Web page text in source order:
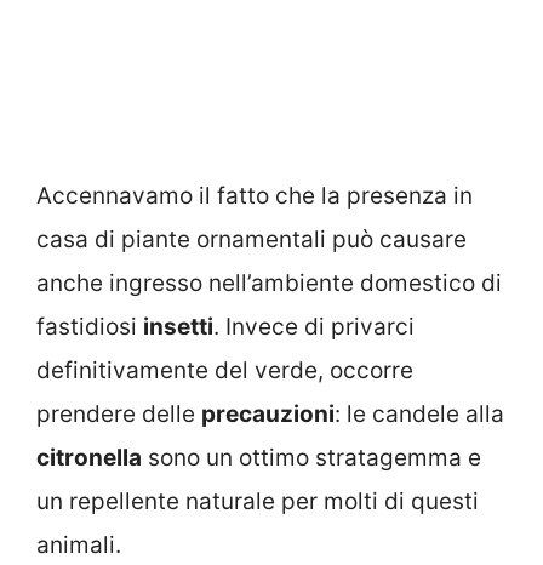
Accennavamo il fatto che la presenza in
casa di piante ornamentali può causare
anche ingresso nell’ambiente domestico di
fastidiosi insetti. Invece di privarci
definitivamente del verde, occorre
prendere delle precauzioni: le candele alla
citronella sono un ottimo stratagemma e
un repellente naturale per molti di questi
animali.